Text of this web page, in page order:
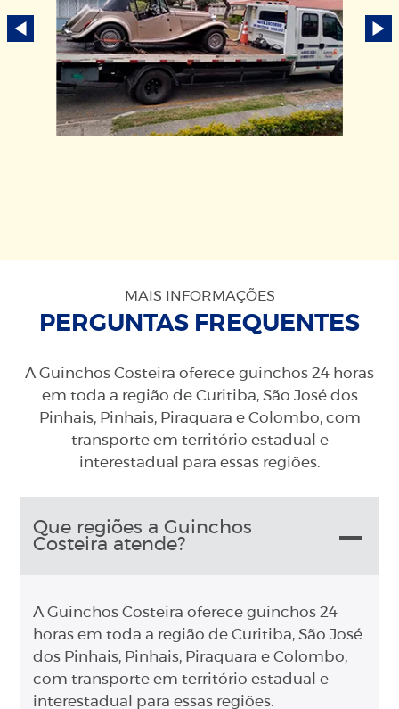
MAIS INFORMAÇÕES
PERGUNTAS FREQUENTES
A Guinchos Costeira oferece guinchos 24 horas
em toda a região de Curitiba, São José dos
Pinhais, Pinhais, Piraquara e Colombo, com
transporte em território estadual e
interestadual para essas regiões.
Que regiões a Guinchos
Costeira atende?
A Guinchos Costeira oferece guinchos 24
horas em toda a região de Curitiba, São José
dos Pinhais, Pinhais, Piraquara e Colombo,
com transporte em território estadual e
interestadual para essas regiões.